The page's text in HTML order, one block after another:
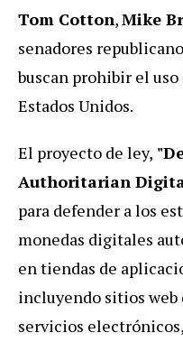
Tom Cotton,Mike
senadores
buscan prohibir el uso
Estados Unidos.
El proyecto de ley,
Authoritarian
para defender a los
monedas digitales
en tiendas de
incluyendo sitios web
servicios